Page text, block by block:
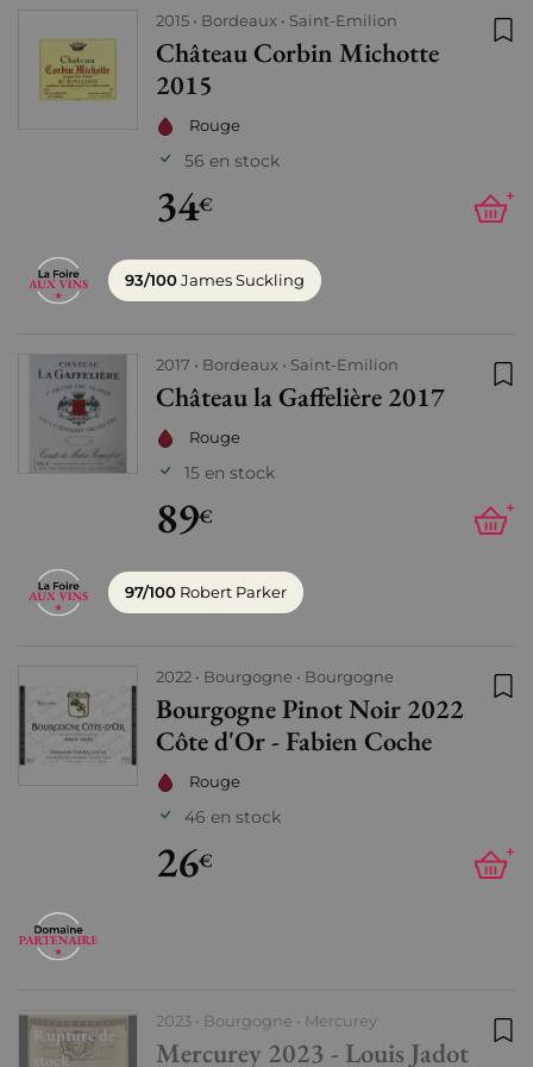
2015 Bordeaux Saint-Emilion
Château Corbin Michotte
2015
Rouge
56 en stock
34€ +
93/100James Suckling
2017 Bordeaux Saint-Emilion
Château la Gaffelière 2017
Rouge
15 en stock
89€ +
97/100 Robert Parker
2022 Bourgogne Bourgogne
Bourgogne Pinot Noir 2022
Côte d'Or - Fabien Coche
Rouge
46 en stock
26€ +
Rupture de
stock
2023 Bourgogne Mercurey
Mercurey 2023 - Louis Jadot